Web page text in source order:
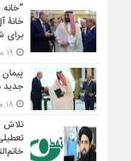
خانۀ
برای
جدید
تلاش